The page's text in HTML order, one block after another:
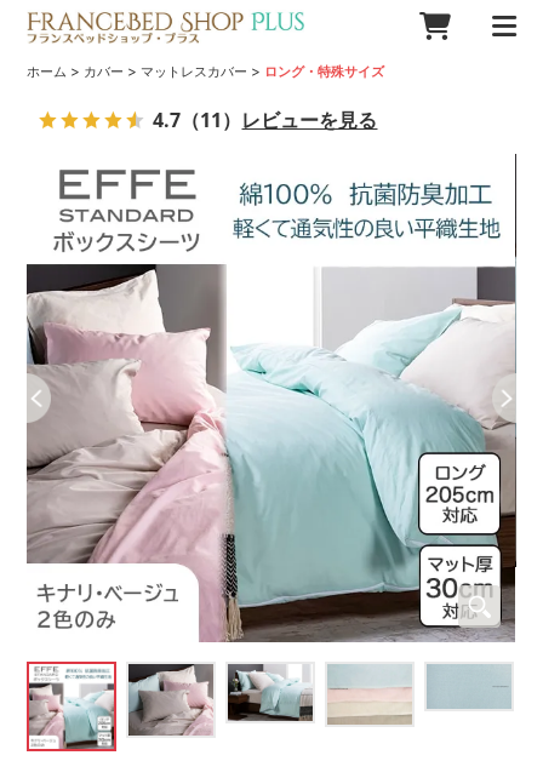
ホーム > カバー > マットレスカバー > ロング・特殊サイズ
4.7 （11） レビューを見る